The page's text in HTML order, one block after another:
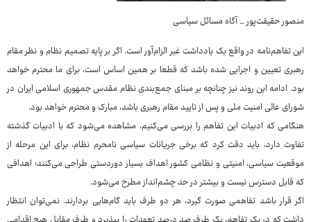
منصور حقیقت‌پور _ آگاه مسائل سیاسی
این تفاهم‌نامه در واقع یک یادداشت غیر الزام‌آور است. اگر بر پایه تصمیم نظام و نظر مقام
رهبری تعیین و اجرایی شده باشد که قطعا بر همین اساس است، برای ما محترم خواهد
بود. ادامه این روند نیز چنانچه بر مبنای جمع‌بندی نظام مقدس جمهوری اسلامی ایران در
شورای عالی امنیت ملی و پس از تایید مقام رهبری باشد، مبارک و محترم خواهد بود.
هنگامی که ادبیات این تفاهم را بررسی می‌کنیم، مشاهده می‌شود که با ادبیات گذشته
تفاوت دارد، باید دقت کرد که برخی جریانات سیاسی نامحرم نظام، برای این مرحله از
موقعیت سیاسی، امنیتی و نظامی کشور اهداف بسیار دوردستی طراحی می‌کنند؛ اهدافی
که قابل دسترس نیست و بیشتر در حد چشم‌انداز مطرح می‌شود.
اگر قرار باشد تفاهمی صورت گیرد، هر دو طرف باید گام‌هایی بردارند. نمی‌توان انتظار